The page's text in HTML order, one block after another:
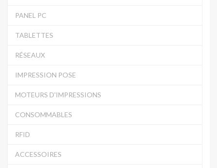
PANEL PC
TABLETTES
RÉSEAUX
IMPRESSION POSE
MOTEURS D'IMPRESSIONS
CONSOMMABLES
RFID
ACCESSOIRES